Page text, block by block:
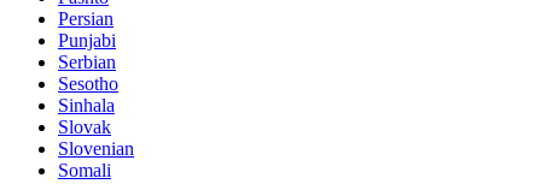
Persian
Punjabi
Serbian
Sesotho
Sinhala
Slovak
Slovenian
Somali